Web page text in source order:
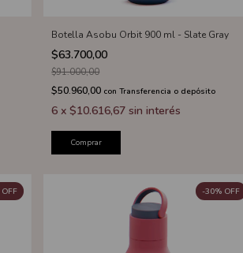
Botella Asobu Orbit 900 ml - Slate Gray
$63.700,00
$91.000,00
$50.960,00 con Transferencia o depósito
6 x$10.616,67 sin interés
Comprar
OFF -30% OFF